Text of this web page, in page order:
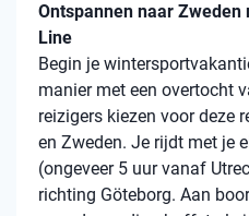
Ontspannen naar
Line
Begin je
manier met een overtocht
reizigers kiezen voor deze
en Zweden. Je rijdt met je
(ongeveer 5 uur vanaf
richting Göteborg. Aan